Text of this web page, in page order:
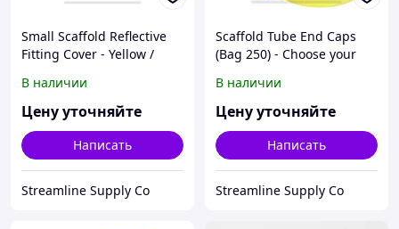
Small Scaffold Reflective
Fitting Cover - Yellow /
строительной арматуры
со
В наличии
Цену уточняйте
Написать
Streamline Supply Co
Scaffold Tube End Caps
(Bag 250) - Choose your
арматуры строительных
лесов (250 в
В наличии
Цену уточняйте
Написать
Streamline Supply Co